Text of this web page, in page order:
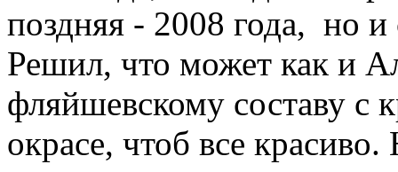
поздняя - 2008 года, но и
Решил, что может как и
фляйшевскому составу с
окрасе, чтоб все